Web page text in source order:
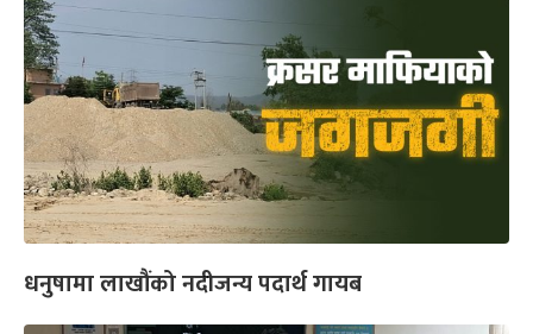
धनुषामा लाखौंको नदीजन्य पदार्थ गायब